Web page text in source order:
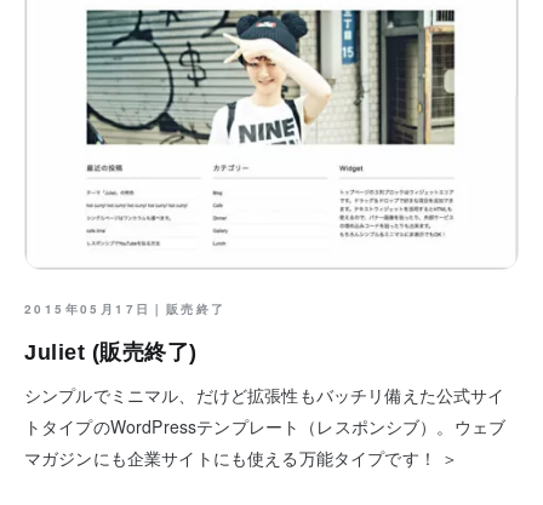
2015年05月17日｜ 販売終了
Juliet (販売終了)
シンプルでミニマル、だけど拡張性もバッチリ備えた公式サイ
トタイプのWordPressテンプレート（レスポンシブ）。ウェブ
マガジンにも企業サイトにも使える万能タイプです！ ＞